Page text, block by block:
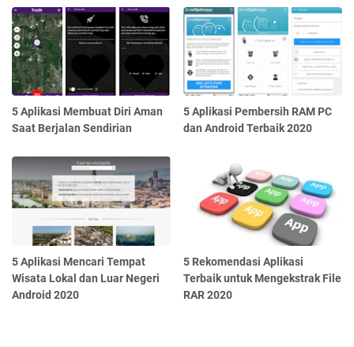
5 Aplikasi Membuat Diri Aman
Saat Berjalan Sendirian
5 Aplikasi Pembersih RAM PC
dan Android Terbaik 2020
5 Aplikasi Mencari Tempat
Wisata Lokal dan Luar Negeri
Android 2020
5 Rekomendasi Aplikasi
Terbaik untuk Mengekstrak File
RAR 2020